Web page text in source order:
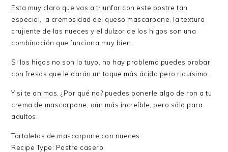
Esta muy claro que vas a triunfar con este postre tan
especial, la cremosidad del queso mascarpone, la textura
crujiente de las nueces y el dulzor de los higos son una
combinación que funciona muy bien.
Si los higos no son lo tuyo, no hay problema puedes probar
con fresas que le darán un toque más ácido pero riquísimo.
Y si te animas, ¿Por qué no? puedes ponerle algo de ron a tu
crema de mascarpone, aún más increíble, pero sólo para
adultos.
Tartaletas de mascarpone con nueces
Recipe Type: Postre casero